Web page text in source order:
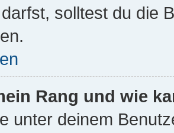
solltest du die
Rang und wie
unter deinem